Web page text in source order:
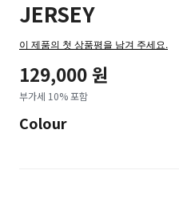
JERSEY
이 제품의 첫 상품평을 남겨 주세요.
129,000 원
부가세 10% 포함
Colour